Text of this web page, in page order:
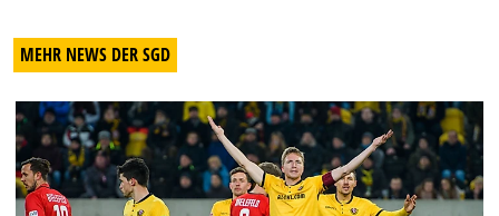
MEHR NEWS DER SGD